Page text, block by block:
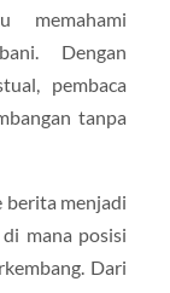
memahami
Dengan
pembaca
tanpa
berita menjadi
mana posisi
Dari